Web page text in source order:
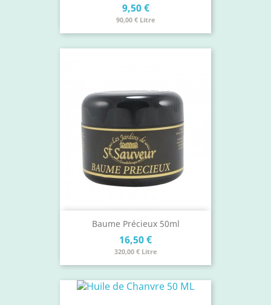
Prix
9,50 €
90,00 € Litre
Baume Précieux 50ml
Prix
16,50 €
320,00 € Litre